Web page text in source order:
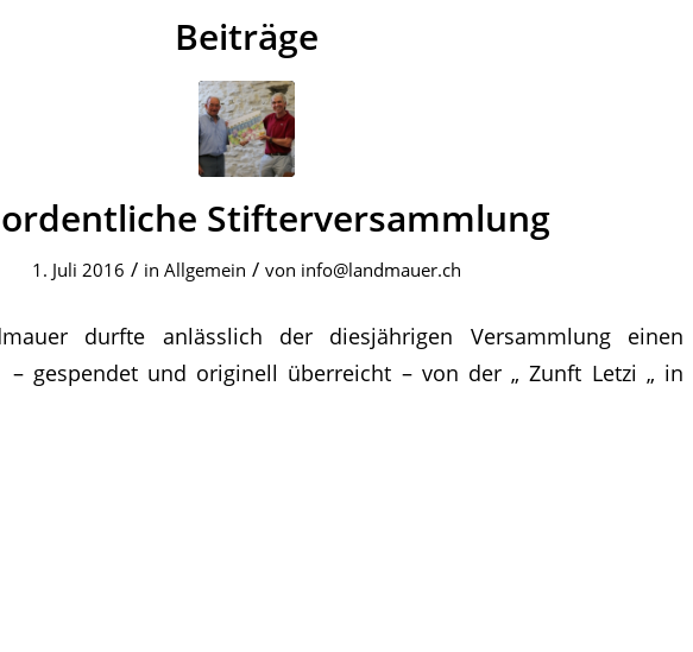
Beiträge
Stifterversammlung
1. Juli 2016 / in Allgemein / von info@landmauer.ch
durfte anlässlich der diesjährigen Versammlung einen
gespendet und originell überreicht – von der „ Zunft Letzi „ in